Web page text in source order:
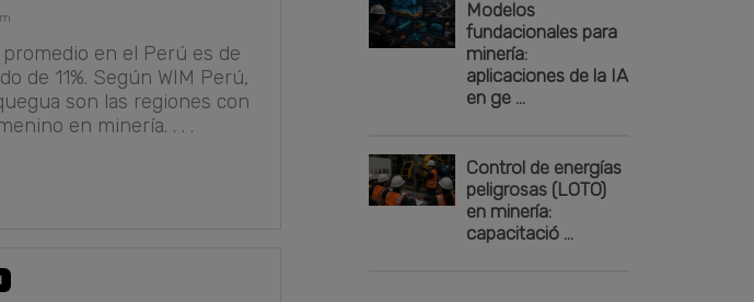
en el Perú es de
de 11%. Según WIM Perú,
son las regiones con
en minería. . . .
Modelos
fundacionales para
minería:
aplicaciones de la IA
en ge ...
Control de energías
peligrosas (LOTO)
en minería:
capacitació ...